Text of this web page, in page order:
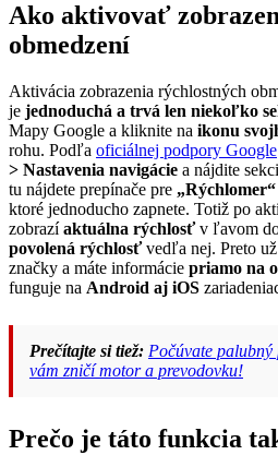
Ako aktivovať
obmedzení
Aktivácia zobrazenia rýchlostných
je jednoduchá a trvá len niekoľko
Mapy Google a kliknite na ikonu
rohu. Podľa oficiálnej podpory Google
> Nastavenia navigácie a nájdite
tu nájdete prepínače pre „Rýchlomer“
ktoré jednoducho zapnete. Totiž po
zobrazíaktuálna rýchlosťv ľavom
povolená rýchlosťvedľa nej. Preto
značky a máte informácie priamo na
funguje na Android aj iOS
Prečítajte si tiež: Počúvate
vám zničí motor a prevodovku!
Prečo je táto funkcia